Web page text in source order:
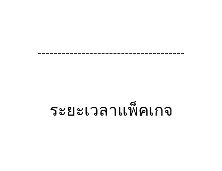
-------------------------------------
ระยะเวลาแพ็คเกจ